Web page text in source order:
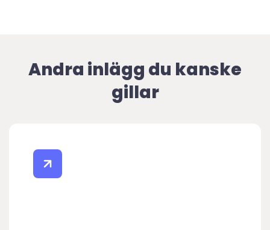
Andra inlägg du kanske
gillar